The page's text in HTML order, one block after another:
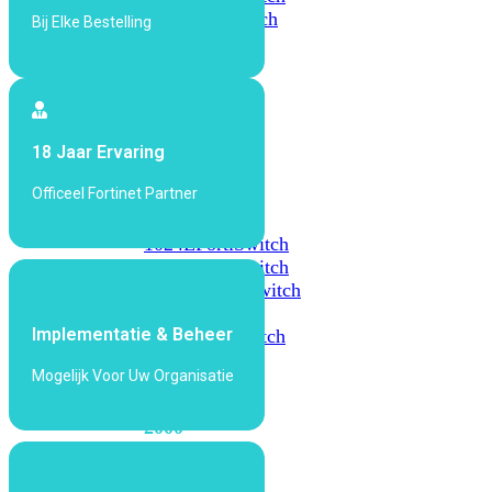
648F
FortiSwitch
1000
1024EFortiSwitch
FortiSwitch
FortiSwitch
FPOEFortiSwitch
2000
Bij Elke Bestelling
18 Jaar Ervaring
Officeel Fortinet Partner
Implementatie & Beheer
Mogelijk Voor Uw Organisatie